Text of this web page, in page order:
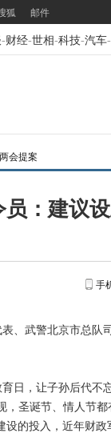
狐 邮件
-财经-世相-科技-汽车-
会提案
：建议
手
武警北京市总队
，让子孙后代不
，圣诞节、情人节
的投入，近年财政